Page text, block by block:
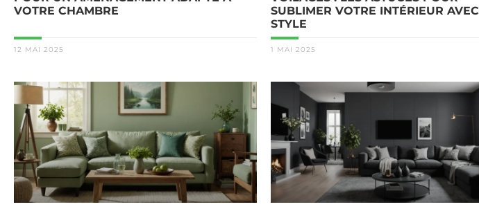
VOTRE CHAMBRE
12 MAI 2025
SUBLIMER VOTRE INTÉRIEUR AVEC
STYLE
1 MAI 2025